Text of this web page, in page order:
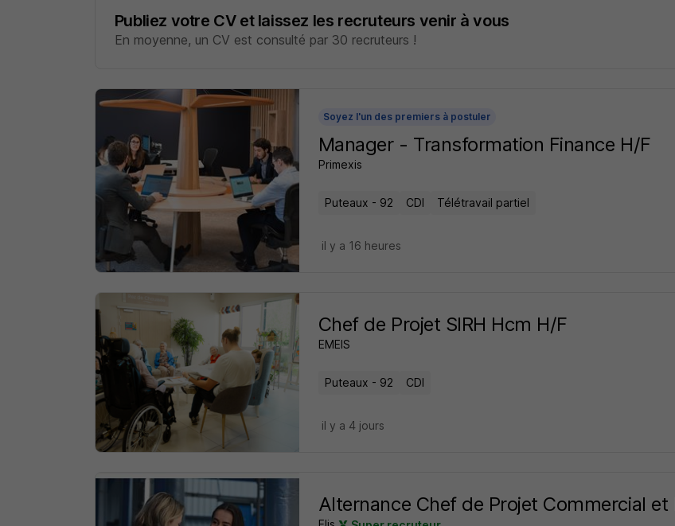
Publiez votre CV et laissez les recruteurs venir à vous
En moyenne, un CV est consulté par 30 recruteurs !
Soyez l'un des premiers à postuler
Manager - Transformation Finance H/F
Primexis
Puteaux - 92 CDI Télétravail partiel
il y a 16 heures
Chef de Projet SIRH Hcm H/F
EMEIS
Puteaux - 92 CDI
il y a 4 jours
Alternance Chef de Projet Commercial et